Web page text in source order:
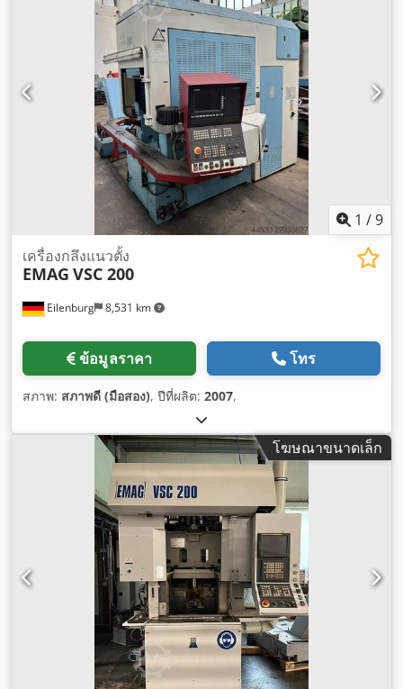
1 /9
Eilenburg 8,531 km
เครื่องกลึงแนวตั้ง
EMAG VSC 200
ข้อมูลราคา โทร
สภาพ: สภาพดี (มือสอง), ปีที่ผลิต: 2007,
โฆษณาขนาดเล็ก